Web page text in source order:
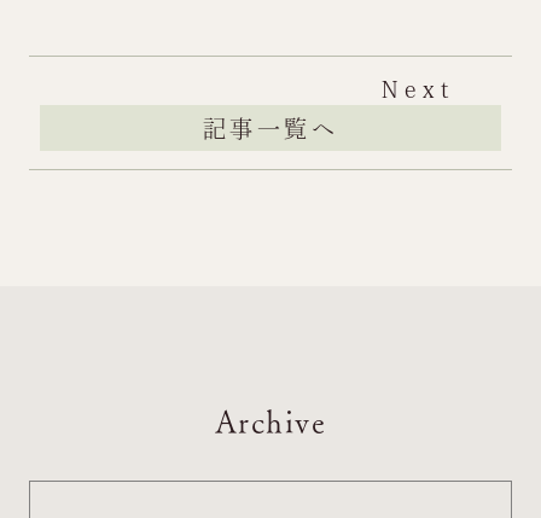
記事一覧へ
Next
Archive